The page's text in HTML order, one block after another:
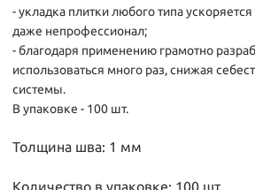
- укладка плитки любого типа
даже непрофессионал;
- благодаря применению грамотно
использоваться много раз, снижая
системы.
В упаковке - 100 шт.
Толщина шва: 1 мм
Количество в упаковке: 100 шт